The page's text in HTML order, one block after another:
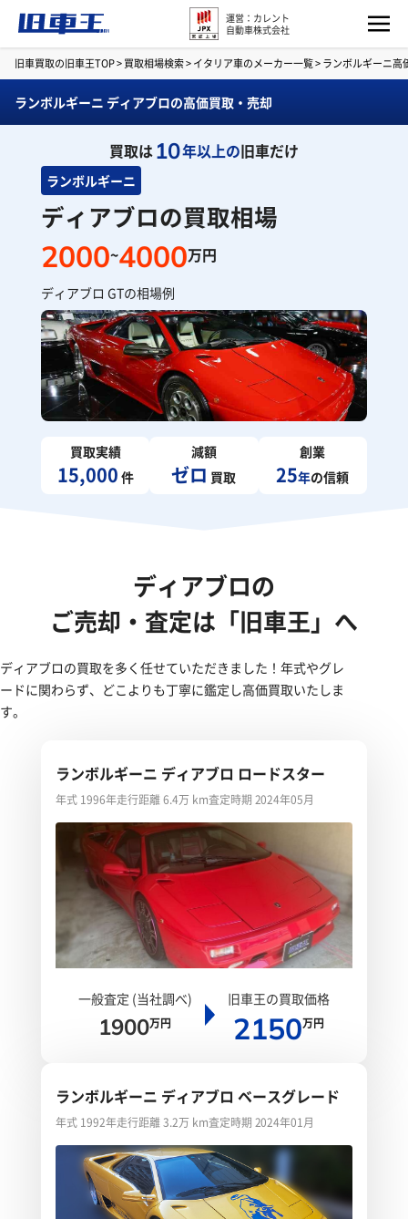
運営：カレント
自動車株式会社
旧車買取の旧車王TOP>買取相場検索>イタリア車のメーカー一覧>ランボルギーニ高
ランボルギーニ ディアブロの高価買取・売却
買取は10年以上の旧車だけ
ランボルギーニ
ディアブロの買取相場
2000~4000万円
ディアブロ GTの相場例
買取実績
15,000 件
減額
ゼロ 買取
創業
25年の信頼
ディアブロの
ご売却・査定は「旧車王」へ
ディアブロの買取を多く任せていただきました！年式やグレ
ードに関わらず、どこよりも丁寧に鑑定し高価買取いたしま
す。
ランボルギーニ ディアブロ ロードスター
年式 1996年走行距離 6.4万 km査定時期 2024年05月
一般査定 (当社調べ)
1900万円
旧車王の買取価格
2150万円
ランボルギーニ ディアブロ ベースグレード
年式 1992年走行距離 3.2万 km査定時期 2024年01月